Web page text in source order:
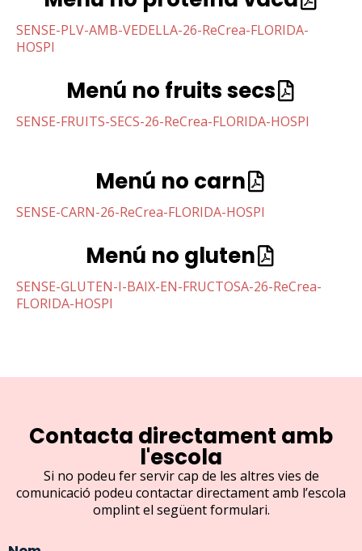
SENSE-PLV-AMB-VEDELLA-26-ReCrea-FLORIDA-
HOSPI
Menú no fruits secs
SENSE-FRUITS-SECS-26-ReCrea-FLORIDA-HOSPI
Menú no carn
SENSE-CARN-26-ReCrea-FLORIDA-HOSPI
Menú no gluten
SENSE-GLUTEN-I-BAIX-EN-FRUCTOSA-26-ReCrea-
FLORIDA-HOSPI
Contacta directament amb
l'escola
Si no podeu fer servir cap de les altres vies de
comunicació podeu contactar directament amb l’escola
omplint el següent formulari.